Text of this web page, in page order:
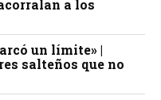
a los
un límite» |
salteños que no